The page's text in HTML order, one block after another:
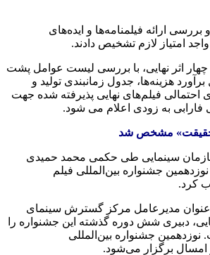
ارائه فیلمنامه‌ها و ایده‌های
امتیاز لازم تشخیص دادند.
چهار اثر نهایی، با بررسی لیست عوامل پشت
هزینه‌ها، جدول زمانبندی تولید و
فیلم‌های نهایی پذیرفته شده جهت
فارابی به زودی اعلام می شود.
مشخص شد
سینمایی طی حکمی محمد حمیدی
جشنواره بین‌المللی فیلم
کرد.
مدیرعامل مرکز گسترش سینمای
دبیری شش دوره گذشته این جشنواره را
نوزدهمین جشنواره بین‌المللی
امسال برگزار می‌شود.